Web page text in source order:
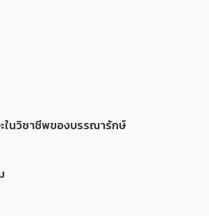
นวิชาชีพของบรรณารักษ์